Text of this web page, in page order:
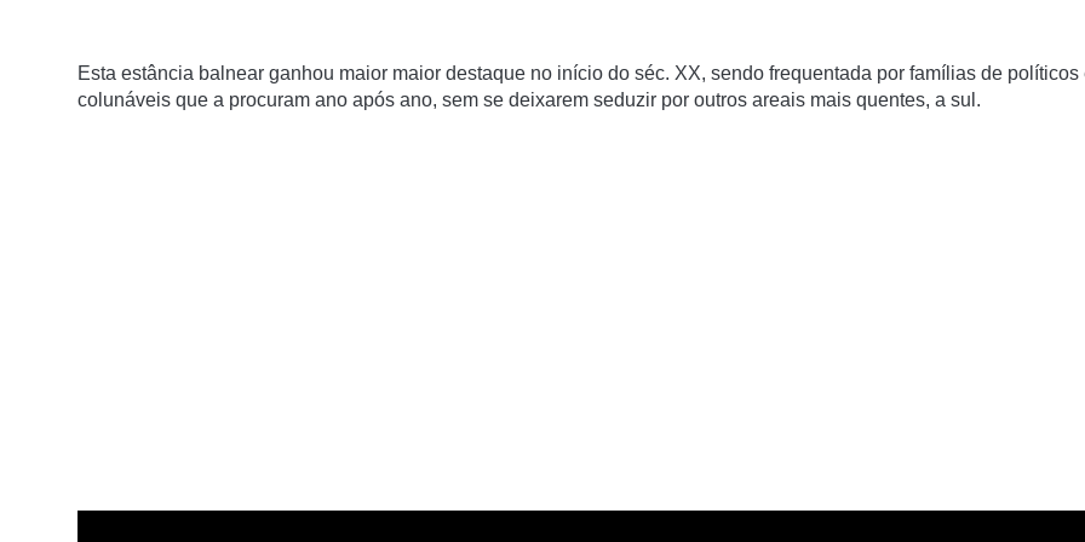
Esta estância balnear ganhou maior maior destaque no início do séc. XX, sendo frequentada por famílias de políticos
colunáveis que a procuram ano após ano, sem se deixarem seduzir por outros areais mais quentes, a sul.